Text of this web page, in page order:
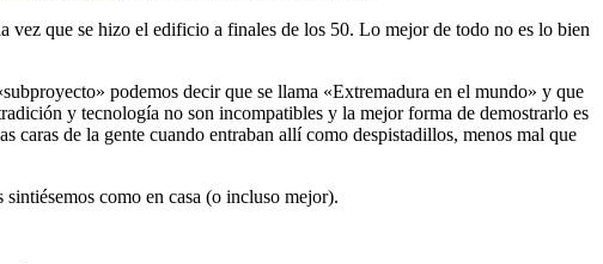
que se hizo el edificio a finales de los 50. Lo mejor de todo no es lo bien
podemos decir que se llama «Extremadura en el mundo» y que
y tecnología no son incompatibles y la mejor forma de demostrarlo es
de la gente cuando entraban allí como despistadillos, menos mal que
como en casa (o incluso mejor).